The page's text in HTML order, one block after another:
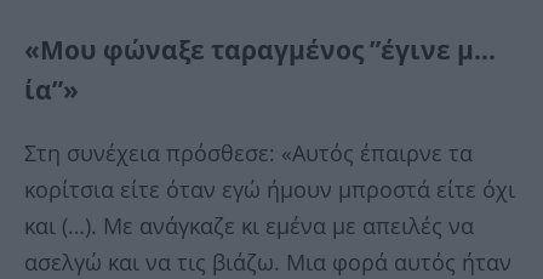
«Μου φώναξε ταραγμένος ”έγινε μ…
ία”»
Στη συνέχεια πρόσθεσε: «Αυτός έπαιρνε τα
κορίτσια είτε όταν εγώ ήμουν μπροστά είτε όχι
και (…). Με ανάγκαζε κι εμένα με απειλές να
ασελγώ και να τις βιάζω. Μια φορά αυτός ήταν